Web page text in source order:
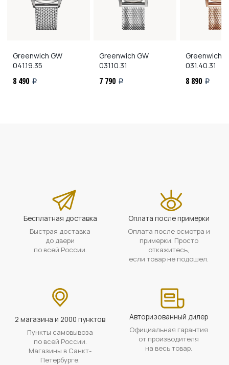
Greenwich GW
041.19.35
8 490 i
Greenwich GW
031.10.31
7 790 i
Greenwich
031.40.31
8 890 i
Бесплатная доставка
Быстрая доставка
до двери
по всей России.
Оплата после примерки
Оплата после осмотра и
примерки. Просто
откажитесь,
если товар не подошел.
2 магазина и 2000 пунктов
Пункты самовывоза
по всей России.
Магазины в Санкт-
Петербурге.
Авторизованный дилер
Официальная гарантия
от производителя
на весь товар.